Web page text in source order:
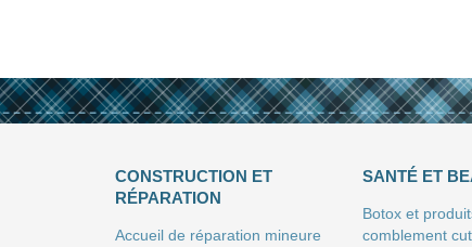
CONSTRUCTION ET
RÉPARATION
Accueil de réparation mineure
SANTÉ ET
Botox et
comblement